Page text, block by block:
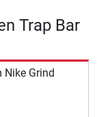
Trap Bar
Nike Grind